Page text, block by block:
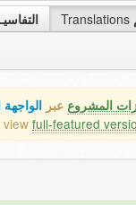
Translations
المشروع عبر الواجهة
full-featured